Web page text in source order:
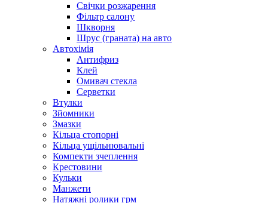
Свічки розжарення
Фільтр салону
Шкворня
Шрус (граната) на авто
Автохімія
Антифриз
Клей
Омивач стекла
Серветки
Втулки
Зйомники
Змазки
Кільца стопорні
Кільца ущільнювальні
Компекти зчеплення
Крестовини
Кульки
Манжети
Натяжні ролики грм